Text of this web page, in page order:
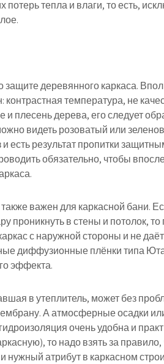
потерь тепла и влаги, то есть,
защите деревянного каркаса.
контрастная температура, не
и плесень дерева, его следует
видеть розоватый или
и есть результат пропитки
обязательно, чтобы
важен для каркасной бани.
проникнуть в стены и потолок,
с наружной стороны и не
диффузионные плёнки типа
эффекта.
в утеплитель, может без
А атмосферные осадки
очень удобна и
то надо взять за
нужный атрибут в каркасном